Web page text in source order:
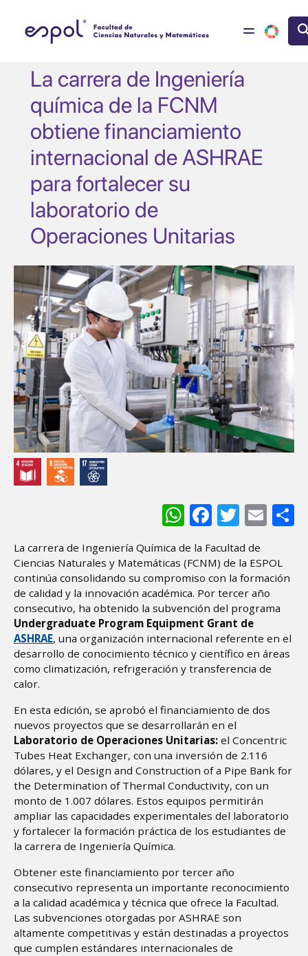
La carrera de Ingeniería
química de la FCNM
obtiene financiamiento
internacional de ASHRAE
para fortalecer su
laboratorio de
Operaciones Unitarias
WhatsApp
Facebook
Twitter
La carrera de Ingeniería Química de la Facultad de
Ciencias Naturales y Matemáticas (FCNM) de la ESPOL
continúa consolidando su compromiso con la formación
de calidad y la innovación académica. Por tercer año
consecutivo, ha obtenido la subvención del programa
Undergraduate Program Equipment Grant de
ASHRAE, una organización internacional referente en el
desarrollo de conocimiento técnico y científico en áreas
como climatización, refrigeración y transferencia de
calor.
En esta edición, se aprobó el financiamiento de dos
nuevos proyectos que se desarrollarán en el
Laboratorio de Operaciones Unitarias: el Concentric
Tubes Heat Exchanger, con una inversión de 2.116
dólares, y el Design and Construction of a Pipe Bank for
the Determination of Thermal Conductivity, con un
monto de 1.007 dólares. Estos equipos permitirán
ampliar las capacidades experimentales del laboratorio
y fortalecer la formación práctica de los estudiantes de
la carrera de Ingeniería Química.
Obtener este financiamiento por tercer año
consecutivo representa un importante reconocimiento
a la calidad académica y técnica que ofrece la Facultad.
Las subvenciones otorgadas por ASHRAE son
altamente competitivas y están destinadas a proyectos
que cumplen estándares internacionales de